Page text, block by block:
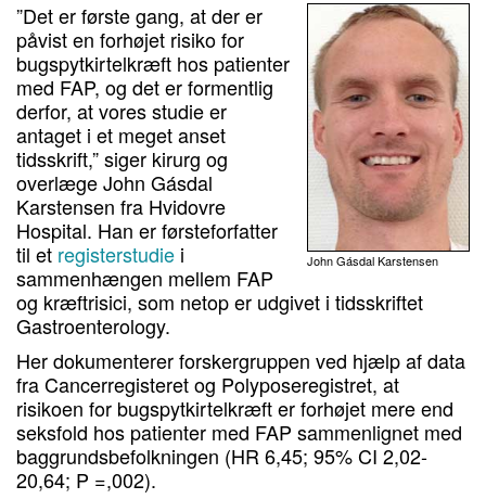
John Gásdal Karstensen
”Det er første gang, at der er
påvist en forhøjet risiko for
bugspytkirtelkræft hos patienter
med FAP, og det er formentlig
derfor, at vores studie er
antaget i et meget anset
tidsskrift,” siger kirurg og
overlæge John Gásdal
Karstensen fra Hvidovre
Hospital. Han er førsteforfatter
til et registerstudie i
sammenhængen mellem FAP
og kræftrisici, som netop er udgivet i tidsskriftet
Gastroenterology.
Her dokumenterer forskergruppen ved hjælp af data
fra Cancerregisteret og Polyposeregistret, at
risikoen for bugspytkirtelkræft er forhøjet mere end
seksfold hos patienter med FAP sammenlignet med
baggrundsbefolkningen (HR 6,45; 95% CI 2,02-
20,64; P =,002).